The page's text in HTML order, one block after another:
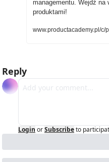
managementu. Wejdź
produktami!
www.productacademy.pl/c/
Reply
Login orSubscribeto